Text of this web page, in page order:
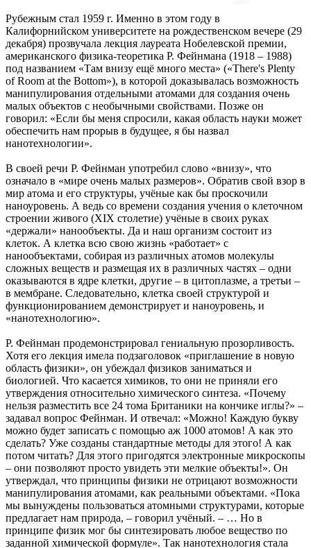
Рубежным стал 1959 г. Именно в этом году в
Калифорнийском университете на рождественском вечере (29
декабря) прозвучала лекция лауреата Нобелевской премии,
американского физика-теоретика Р. Фейнмана (1918 – 1988)
под названием «Там внизу ещё много места» («There's Plenty
of Room at the Bottom»), в которой доказывалась возможность
манипулирования отдельными атомами для создания очень
малых объектов с необычными свойствами. Позже он
говорил: «Если бы меня спросили, какая область науки может
обеспечить нам прорыв в будущее, я бы назвал
нанотехнологии».
В своей речи Р. Фейнман употребил слово «внизу», что
означало в «мире очень малых размеров». Обратив свой взор в
мир атома и его структуры, учёные как бы проскочили
наноуровень. А ведь со времени создания учения о клеточном
строении живого (XIX столетие) учёные в своих руках
«держали» нанообъекты. Да и наш организм состоит из
клеток. А клетка всю свою жизнь «работает» с
нанообъектами, собирая из различных атомов молекулы
сложных веществ и размещая их в различных частях – одни
оказываются в ядре клетки, другие – в цитоплазме, а третьи –
в мембране. Следовательно, клетка своей структурой и
функционированием демонстрирует и наноуровень, и
«нанотехнологию».
Р. Фейнман продемонстрировал гениальную прозорливость.
Хотя его лекция имела подзаголовок «приглашение в новую
область физики», он убеждал физиков заниматься и
биологией. Что касается химиков, то они не приняли его
утверждения относительно химического синтеза. «Почему
нельзя разместить все 24 тома Британики на кончике иглы?» –
задавал вопрос Фейнман. И отвечал: «Можно! Каждую букву
можно будет записать с помощью аж 1000 атомов! А как это
сделать? Уже созданы стандартные методы для этого! А как
потом читать? Для этого пригодятся электронные микроскопы
– они позволяют просто увидеть эти мелкие объекты!». Он
утверждал, что принципы физики не отрицают возможности
манипулирования атомами, как реальными объектами. «Пока
мы вынуждены пользоваться атомными структурами, которые
предлагает нам природа, – говорил учёный. – … Но в
принципе физик мог бы синтезировать любое вещество по
заданной химической формуле». Так нанотехнология стала